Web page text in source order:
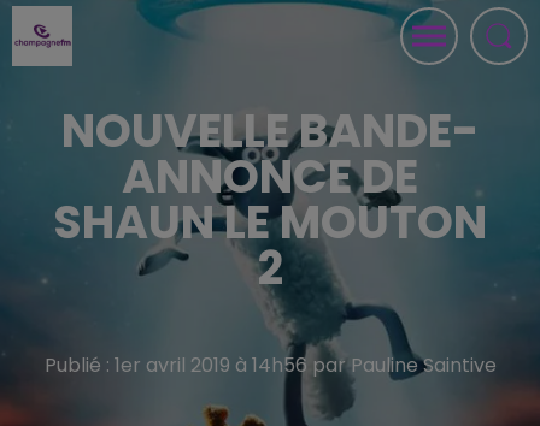
NOUVELLE BANDE-
ANNONCE DE
SHAUN LE MOUTON
2
Publié : 1er avril 2019 à 14h56 par Pauline Saintive